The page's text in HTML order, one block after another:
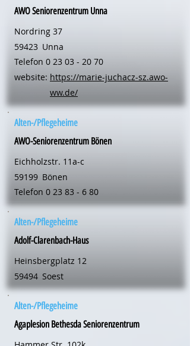
AWO Seniorenzentrum Unna
Nordring 37
59423 Unna
Telefon 0 23 03 - 20 70
website: https://marie-juchacz-sz.awo-
ww.de/
Alten-/Pflegeheime
AWO-Seniorenzentrum Bönen
Eichholzstr. 11a-c
59199 Bönen
Telefon 0 23 83 - 6 80
Alten-/Pflegeheime
Adolf-Clarenbach-Haus
Heinsbergplatz 12
59494 Soest
Alten-/Pflegeheime
Agaplesion Bethesda Seniorenzentrum